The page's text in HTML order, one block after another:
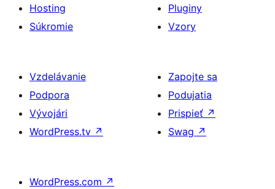
Hosting
Súkromie
Pluginy
Vzory
Vzdelávanie
Podpora
Vývojári
WordPress.tv ↗
Zapojte sa
Podujatia
Prispieť ↗
Swag ↗
WordPress.com ↗